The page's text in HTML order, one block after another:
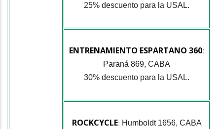
25% descuento para la USAL.
ENTRENAMIENTO ESPARTANO 360:
Paraná 869, CABA
30% descuento para la USAL.
ROCKCYCLE: Humboldt 1656, CABA